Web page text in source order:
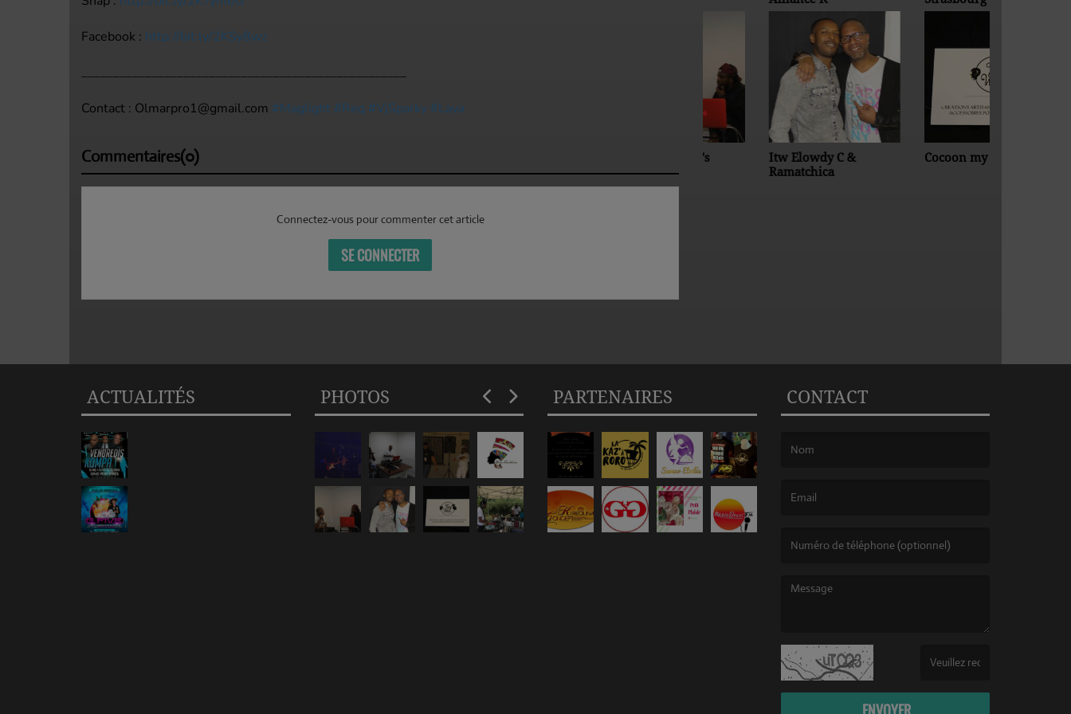
Facebook : http://bit.ly/2KSy8wz
___________________________________________________
Contact : Olmarpro1@gmail.com #Maglight #Req #VjSparky #Lava
Commentaires(0)
Connectez-vous pour commenter cet article
SE CONNECTER
Itw Elowdy C &
Cocoon my Afro
ACTUALITÉS PHOTOS PARTENAIRES CONTACT